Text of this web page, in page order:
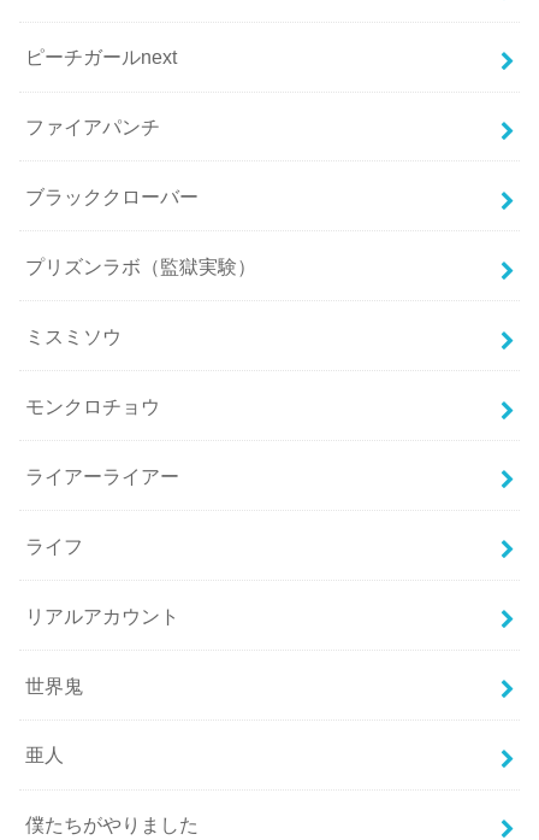
ピーチガールnext
ファイアパンチ
ブラッククローバー
プリズンラボ（監獄実験）
ミスミソウ
モンクロチョウ
ライアーライアー
ライフ
リアルアカウント
世界鬼
亜人
僕たちがやりました